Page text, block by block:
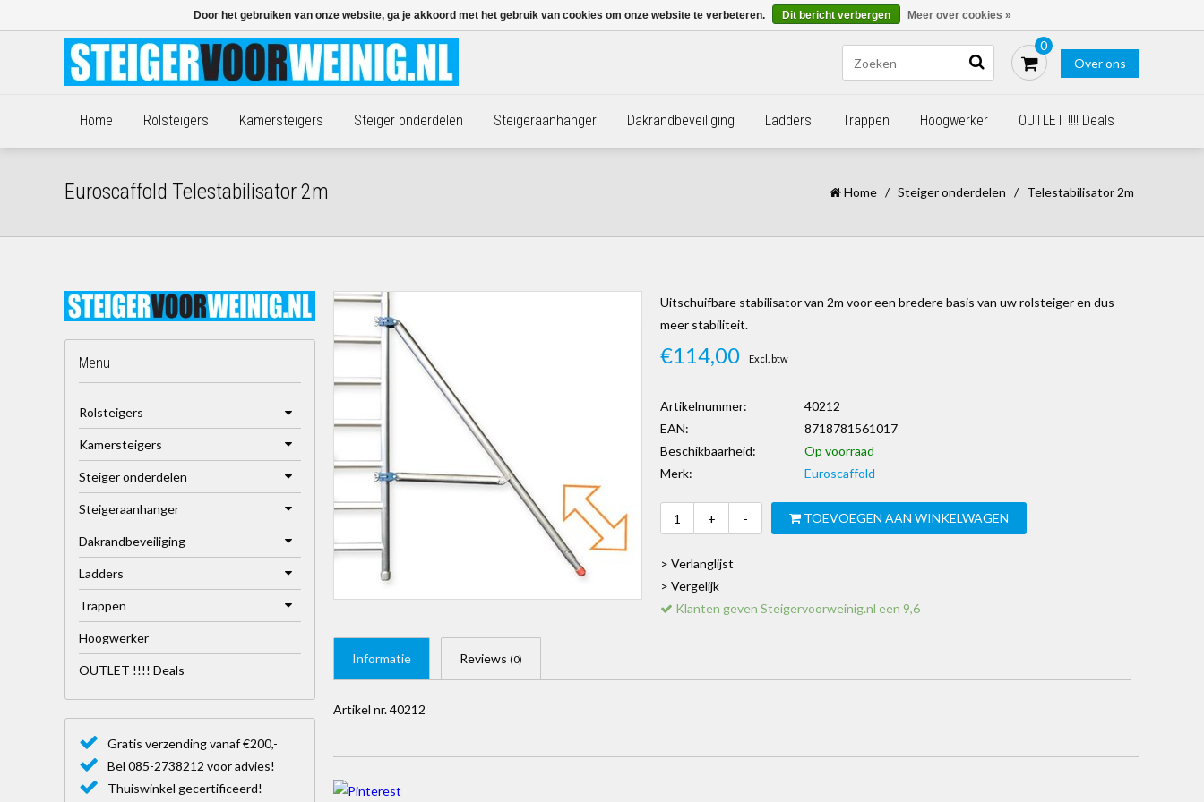
Blogs Bestellen - €0,00
Over ons
0
Home Rolsteigers Kamersteigers Steiger onderdelen Steigeraanhanger Dakrandbeveiliging Ladders Trappen Hoogwerker OUTLET !!!! Deals
Euroscaffold Telestabilisator 2m Home / Steiger onderdelen / Telestabilisator 2m
Uitschuifbare stabilisator van 2m voor een bredere basis van uw rolsteiger en dus
meer stabiliteit.
€114,00 Excl. btw
Artikelnummer:
40212
EAN:
8718781561017
Beschikbaarheid:
Op voorraad
Merk:
Euroscaffold
+ - TOEVOEGEN AAN WINKELWAGEN
> Verlanglijst
> Vergelijk
Klanten geven Steigervoorweinig.nl een 9,6
Informatie Reviews (0)
Artikel nr. 40212
Menu
Rolsteigers
Kamersteigers
Steiger onderdelen
Steigeraanhanger
Dakrandbeveiliging
Ladders
Trappen
Hoogwerker
OUTLET !!!! Deals
Gratis verzending vanaf €200,-
Bel 085-2738212 voor advies!
Thuiswinkel gecertificeerd!
Door het gebruiken van onze website, ga je akkoord met het gebruik van cookies om onze website te verbeteren. Dit bericht verbergen Meer over cookies »